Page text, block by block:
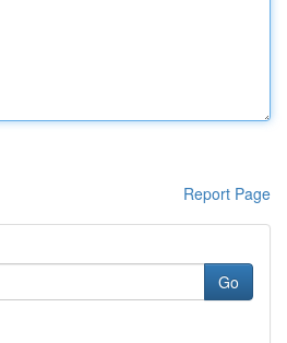
Report Page
Go